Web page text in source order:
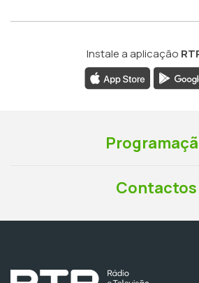
Instale a aplicação
Contactos